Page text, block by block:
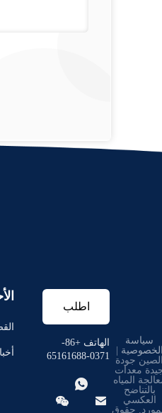
اطلب
اقتباس
الهاتف +86-
0371-65161688



سياسة
جودة
معدات
المياه
بالتناضح
العكسي
حقوق